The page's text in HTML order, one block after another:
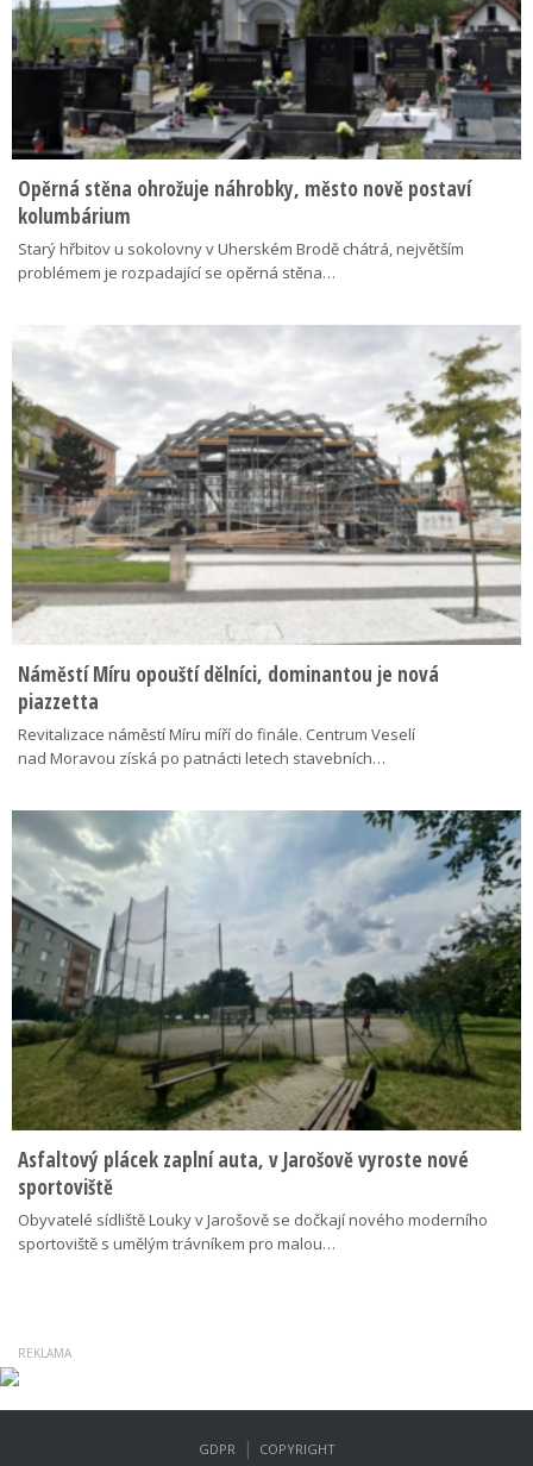
Opěrná stěna ohrožuje náhrobky, město nově postaví
kolumbárium
Starý hřbitov u sokolovny v Uherském Brodě chátrá, největším
problémem je rozpadající se opěrná stěna…
Náměstí Míru opouští dělníci, dominantou je nová
piazzetta
Revitalizace náměstí Míru míří do finále. Centrum Veselí
nad Moravou získá po patnácti letech stavebních…
Asfaltový plácek zaplní auta, v Jarošově vyroste nové
sportoviště
Obyvatelé sídliště Louky v Jarošově se dočkají nového moderního
sportoviště s umělým trávníkem pro malou…
GDPR | COPYRIGHT